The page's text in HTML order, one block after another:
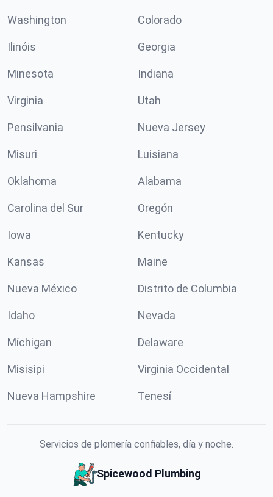
Washington Colorado
Ilinóis Georgia
Minesota Indiana
Virginia Utah
Pensilvania Nueva Jersey
Misuri Luisiana
Oklahoma Alabama
Carolina del Sur Oregón
Iowa Kentucky
Kansas Maine
Nueva México Distrito de Columbia
Idaho Nevada
Míchigan Delaware
Misisipi Virginia Occidental
Nueva Hampshire Tenesí
Servicios de plomería confiables, día y noche.
Spicewood Plumbing